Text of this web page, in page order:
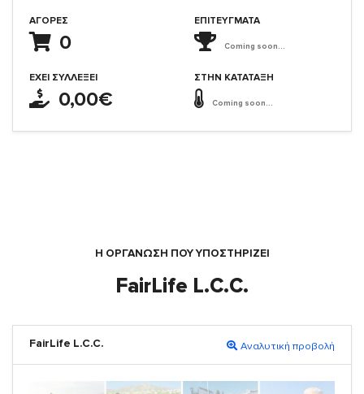
ΑΓΟΡΈΣ
0
ΈΧΕΙ ΣΥΛΛΈΞΕΙ
0,00€
ΕΠΙΤΕΎΓΜΑΤΑ
Coming soon...
ΣΤΗΝ ΚΑΤΆΤΑΞΗ
Coming soon...
Η ΟΡΓΆΝΩΣΗ ΠΟΥ ΥΠΟΣΤΗΡΙΖΕΙ
FairLife L.C.C.
FairLife L.C.C. Αναλυτική προβολή